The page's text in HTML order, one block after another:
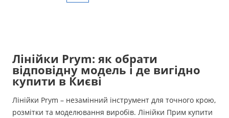
Лінійки Prym: як обрати
відповідну модель і де вигідно
купити в Києві
Лінійки Prym – незамінний інструмент для точного крою,
розмітки та моделювання виробів. Лінійки Прим купити